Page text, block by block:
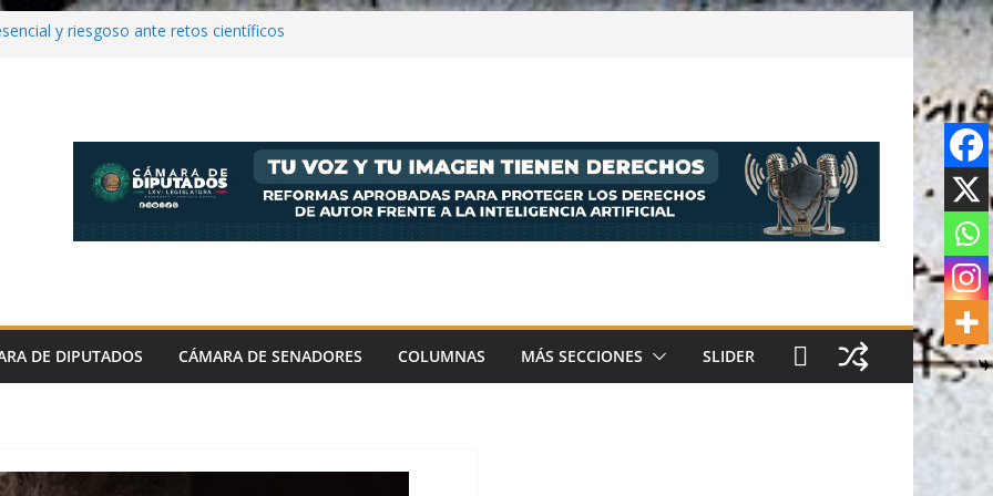
y riesgoso ante retos científicos
y Alemania*Los principales
Estados Unidos, con 6,046 mdd; República
mdd, y España, con 39
refrenda su compromiso de impulsar
que fortalezcan la productividad, la
en la exportación de cerveza, al alcanzar
millones de dólares (mdd) y llegar a
países durante 2025. Precisa que
una participación promedio de 36 por
y reconocimiento a nivel internacional.
DE DIPUTADOS CÁMARA DE SENADORES COLUMNAS MÁS SECCIONES SLIDER